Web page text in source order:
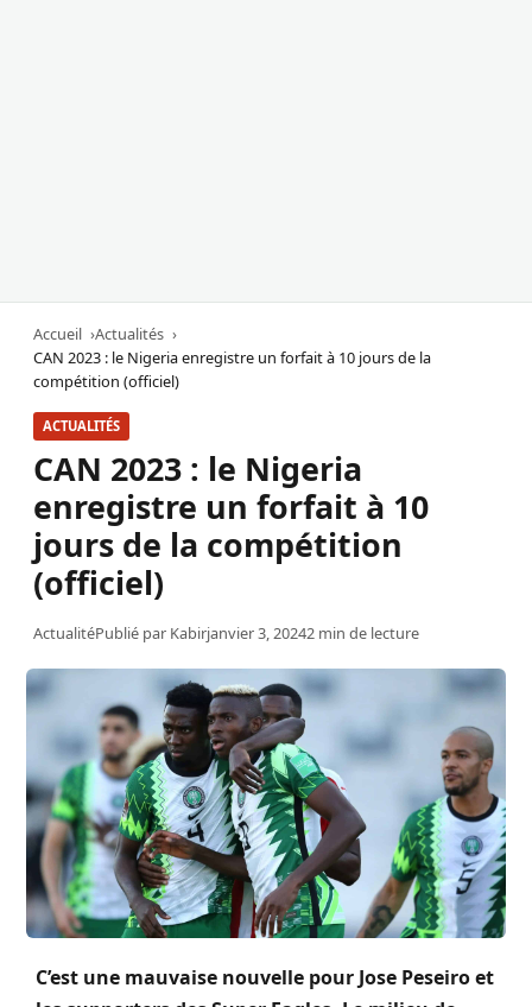
Accueil
Actualités
CAN 2023 : le Nigeria enregistre un forfait à 10 jours de la
compétition (officiel)
ACTUALITÉS
CAN 2023 : le Nigeria
enregistre un forfait à 10
jours de la compétition
(officiel)
ActualitéPublié par Kabirjanvier 3, 20242 min de lecture
C’est une mauvaise nouvelle pour Jose Peseiro et